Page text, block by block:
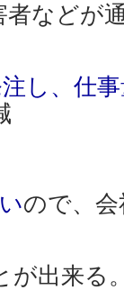
などが
し、仕
減
ので、
が出来る